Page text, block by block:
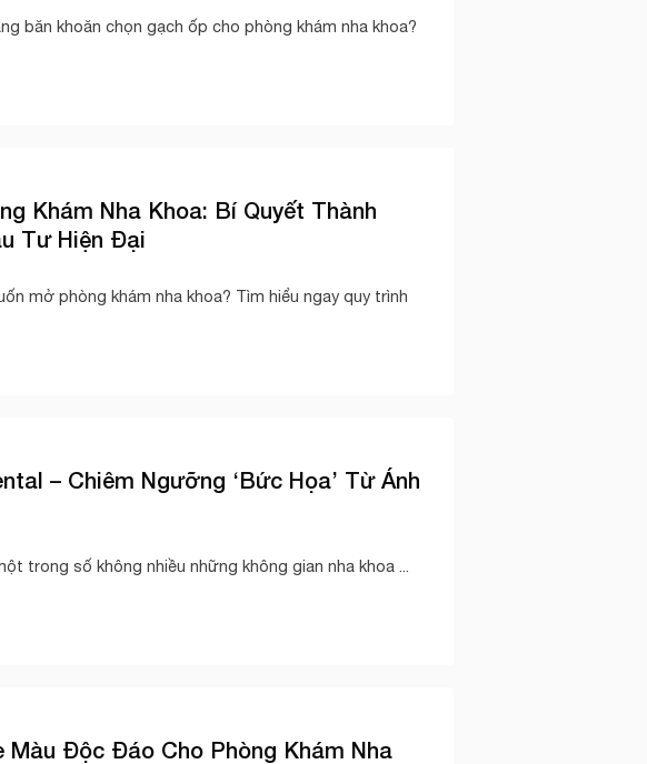
băn khoăn chọn gạch ốp cho phòng khám nha khoa?
Khám Nha Khoa: Bí Quyết Thành
Tư Hiện Đại
mở phòng khám nha khoa? Tìm hiểu ngay quy trình
– Chiêm Ngưỡng ‘Bức Họa’ Từ Ánh
trong số không nhiều những không gian nha khoa ...
Màu Độc Đáo Cho Phòng Khám Nha